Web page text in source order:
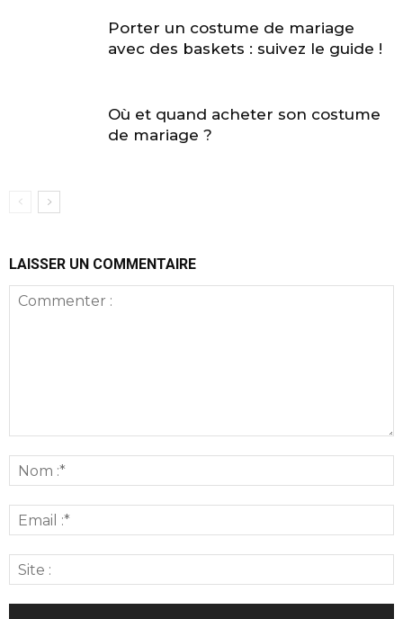
Porter un costume de mariage
avec des baskets : suivez le guide !
Où et quand acheter son costume
de mariage ?
LAISSER UN COMMENTAIRE